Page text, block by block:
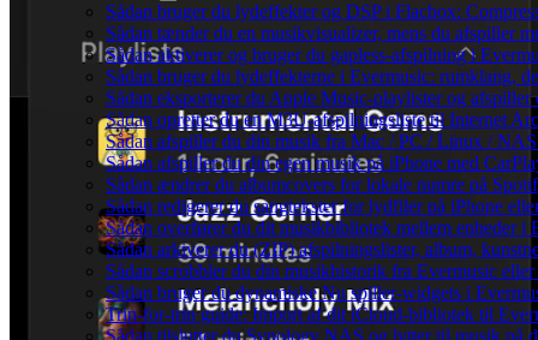
Sådan bruger du lydeffekter og DSP i Flacbox:
Sådan tænder du en musikvisualizer, mens du afspiller
Sådan aktiverer og bruger du gapless-afspilning i
Sådan bruger du lydeffekterne i Evermusic: rumklang,
Sådan eksporterer du Apple Music-playlister og
Sådan opretter du en M3U-afspilningsliste til Internet
Sådan afspiller du din musik fra Mac / PC / Linux /
Sådan afspiller du din egen musik på iPhone med
Sådan ændrer du albumcovers for lokale numre på
Sådan redigerer du sangtekster for lydfiler på iPhone
Sådan overfører du dit musikbibliotek mellem enheder i
Sådan arkiverer du (ZIP) afspilningslister, album,
Sådan scrobbler du din musikhistorik fra Evermusic
Sådan bruger du dynamiske Nu spiller-widgets i
Trin-for-trin guide: Import af dit iCloud-bibliotek til
Sådan tilslutter du Synology NAS og lytter til musik på